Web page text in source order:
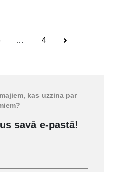
… 4
kas uzzina par
savā e-pastā!